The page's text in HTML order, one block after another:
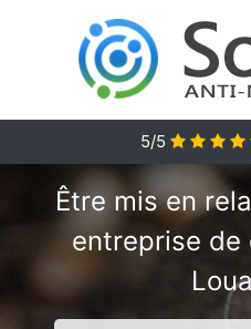
5/5
Être mis en
entreprise de